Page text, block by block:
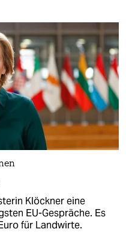
Klöckner eine
EU-Gespräche. Es
für Landwirte.